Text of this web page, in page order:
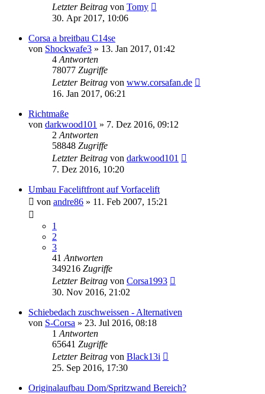
Letzter Beitrag von Tomy
30. Apr 2017, 10:06
Corsa a breitbau C14se
von Shockwafe3 » 13. Jan 2017, 01:42
4 Antworten
78077 Zugriffe
Letzter Beitrag von www.corsafan.de
16. Jan 2017, 06:21
Richtmaße
von darkwood101 » 7. Dez 2016, 09:12
2 Antworten
58848 Zugriffe
Letzter Beitrag von darkwood101
7. Dez 2016, 10:20
Umbau Faceliftfront auf Vorfacelift
von andre86 » 11. Feb 2007, 15:21
1
2
3
41 Antworten
349216 Zugriffe
Letzter Beitrag von Corsa1993
30. Nov 2016, 21:02
Schiebedach zuschweissen - Alternativen
von S-Corsa » 23. Jul 2016, 08:18
1 Antworten
65641 Zugriffe
Letzter Beitrag von Black13i
25. Sep 2016, 17:30
Originalaufbau Dom/Spritzwand Bereich?